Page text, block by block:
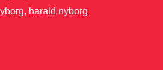
harald nyborg